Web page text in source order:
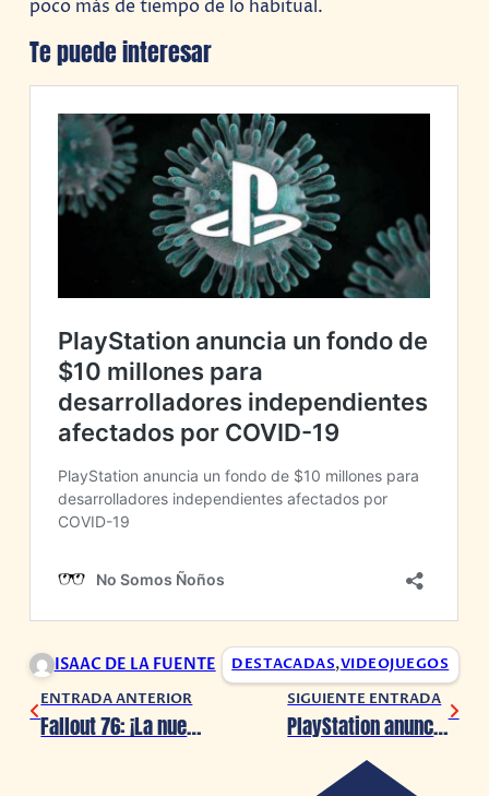
poco más de tiempo de lo habitual.
Te puede interesar
ISAAC DE LA FUENTE DESTACADAS,VIDEOJUEGOS
ENTRADA ANTERIOR
Fallout 76: ¡La nueva actualización ‘Wastelanders’ ya está disponible!
SIGUIENTE ENTRADA
PlayStation anuncia un fondo de $10 millones para desarrolladores independientes afectados por COVID-19